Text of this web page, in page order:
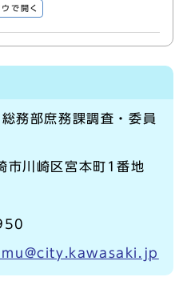
で開く
務部庶務課調査・委員
川崎区宮本町1番地